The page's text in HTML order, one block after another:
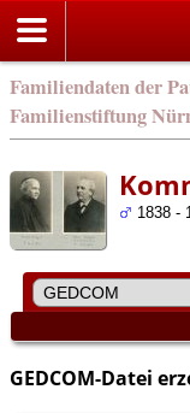
Familiendaten der
Familienstiftung
1838 -
GEDCOM-Datei